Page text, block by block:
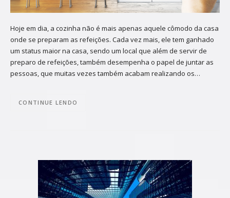
Hoje em dia, a cozinha não é mais apenas aquele cômodo da casa
onde se preparam as refeições. Cada vez mais, ele tem ganhado
um status maior na casa, sendo um local que além de servir de
preparo de refeições, também desempenha o papel de juntar as
pessoas, que muitas vezes também acabam realizando os…
CONTINUE LENDO